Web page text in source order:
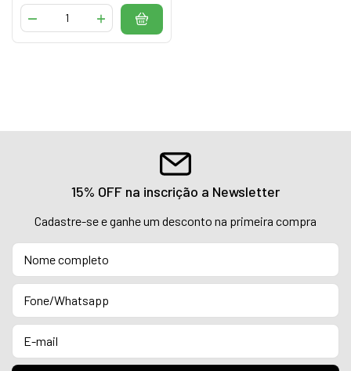
15% OFF na inscrição a Newsletter
Cadastre-se e ganhe um desconto na primeira compra